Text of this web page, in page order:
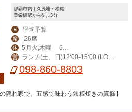
那覇市内｜久茂地・松尾
美栄橋駅から徒歩3分
￥ 平均予算
席 26席
休
5月火,木曜 6月
火曜が定休日となり
ます
営
ランチ(土、日)12:00-15:00 (LO1
4:00) ディナー17:00-23:00(LO22:00)
098-860-8803
隠れ家で。五感で味わう鉄板焼きの真髄】